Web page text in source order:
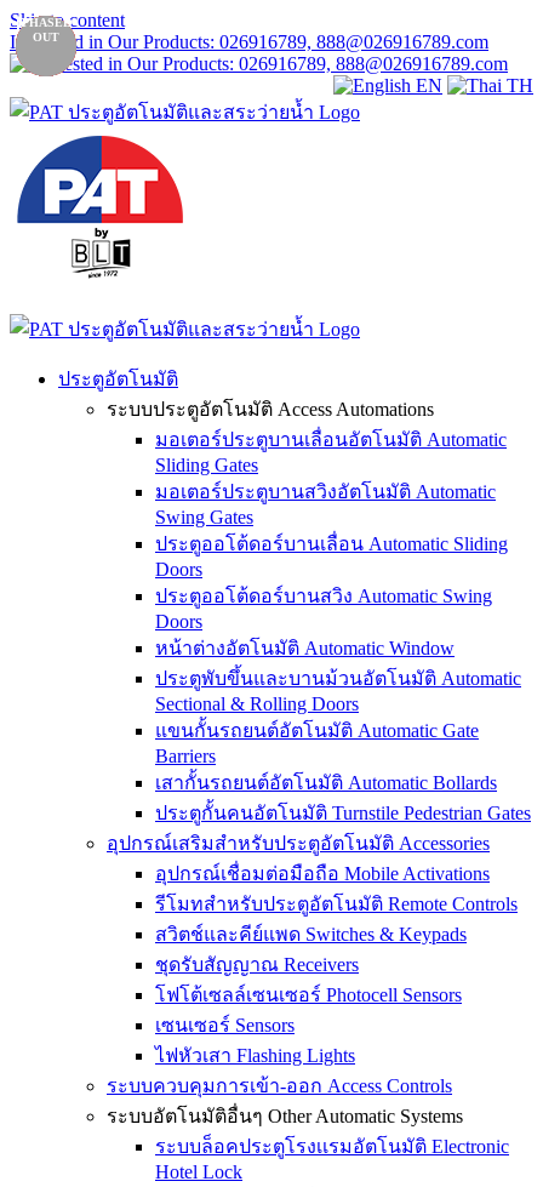
Skip to content
Interested in Our Products: 026916789, 888@026916789.com
EN TH
ประตูอัตโนมัติ
ระบบประตูอัตโนมัติ Access Automations
มอเตอร์ประตูบานเลื่อนอัตโนมัติ Automatic
Sliding Gates
มอเตอร์ประตูบานสวิงอัตโนมัติ Automatic
Swing Gates
ประตูออโต้ดอร์บานเลื่อน Automatic Sliding
Doors
ประตูออโต้ดอร์บานสวิง Automatic Swing
Doors
หน้าต่างอัตโนมัติ Automatic Window
ประตูพับขึ้นและบานม้วนอัตโนมัติ Automatic
Sectional & Rolling Doors
แขนกั้นรถยนต์อัตโนมัติ Automatic Gate
Barriers
เสากั้นรถยนต์อัตโนมัติ Automatic Bollards
ประตูกั้นคนอัตโนมัติ Turnstile Pedestrian Gates
อุปกรณ์เสริมสำหรับประตูอัตโนมัติ Accessories
อุปกรณ์เชื่อมต่อมือถือ Mobile Activations
รีโมทสำหรับประตูอัตโนมัติ Remote Controls
สวิตช์และคีย์แพด Switches & Keypads
ชุดรับสัญญาณ Receivers
โฟโต้เซลล์เซนเซอร์ Photocell Sensors
เซนเซอร์ Sensors
ไฟหัวเสา Flashing Lights
ระบบควบคุมการเข้า-ออก Access Controls
ระบบอัตโนมัติอื่นๆ Other Automatic Systems
ระบบล็อคประตูโรงเเรมอัตโนมัติ Electronic
Hotel Lock
NEW
NEW
NEW
NEW
NEW
RECOM-
MENDED
PHASED
OUT
PHASED
OUT
NEW
PHASED
OUT
PHASED
OUT